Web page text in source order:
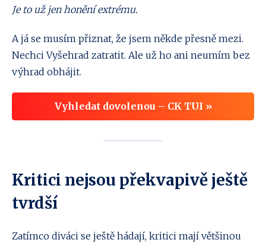
Je to už jen honění extrému.
A já se musím přiznat, že jsem někde přesně mezi.
Nechci Vyšehrad zatratit. Ale už ho ani neumím bez
výhrad obhájit.
Vyhledat dovolenou – CK TUI »
Kritici nejsou překvapivě ještě
tvrdší
Zatímco diváci se ještě hádají, kritici mají většinou